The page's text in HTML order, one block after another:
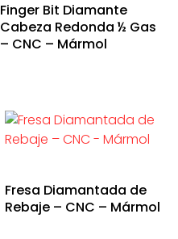
Finger Bit Diamante
Cabeza Redonda ½ Gas
– CNC – Mármol
Fresa Diamantada de
Rebaje – CNC – Mármol